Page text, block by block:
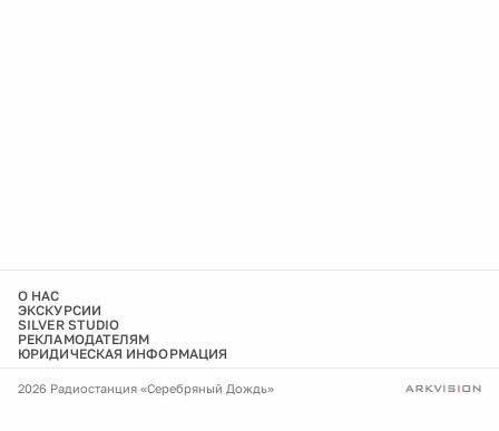
О НАС
ЭКСКУРСИИ
SILVER STUDIO
РЕКЛАМОДАТЕЛЯМ
ЮРИДИЧЕСКАЯ ИНФОРМАЦИЯ
2026 Радиостанция «Серебряный Дождь»